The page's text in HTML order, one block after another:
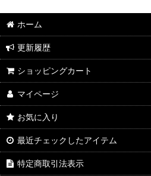
ホーム
更新履歴
ショッピングカート
マイページ
お気に入り
最近チェックしたアイテム
特定商取引法表示